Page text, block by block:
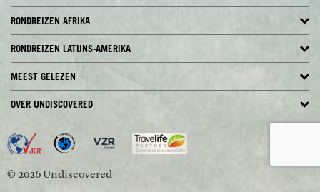
RONDREIZEN AFRIKA
RONDREIZEN LATIJNS-AMERIKA
MEEST GELEZEN
OVER UNDISCOVERED
© 2026 Undiscovered